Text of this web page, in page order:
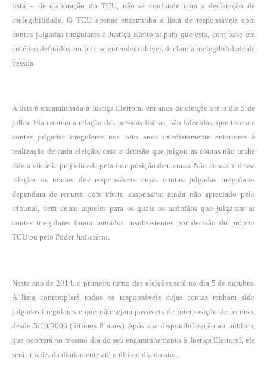
lista – de elaboração do TCU, não se confunde com a declaração de
inelegibilidade. O TCU apenas encaminha a lista de responsáveis com
contas julgadas irregulares à Justiça Eleitoral para que esta, com base em
critérios definidos em lei e se entender cabível, declare a inelegibilidade da
pessoa.
A lista é encaminhada à Justiça Eleitoral em anos de eleição até o dia 5 de
julho. Ela contém a relação das pessoas físicas, não falecidas, que tiveram
contas julgadas irregulares nos oito anos imediatamente anteriores à
realização de cada eleição, caso a decisão que julgou as contas não tenha
tido a eficácia prejudicada pela interposição de recurso. Não constam dessa
relação os nomes dos responsáveis cujas contas julgadas irregulares
dependam de recurso com efeito suspensivo ainda não apreciado pelo
tribunal, bem como aqueles para os quais os acórdãos que julgaram as
contas irregulares foram tornados insubsistentes por decisão do próprio
TCU ou pelo Poder Judiciário.
Neste ano de 2014, o primeiro turno das eleições será no dia 5 de outubro.
A lista contemplará todos os responsáveis cujas contas tenham sido
julgadas irregulares e que não sejam passíveis de interposição de recurso,
desde 5/10/2006 (últimos 8 anos). Após sua disponibilização ao público,
que ocorrerá no mesmo dia do seu encaminhamento à Justiça Eleitoral, ela
será atualizada diariamente até o último dia do ano.